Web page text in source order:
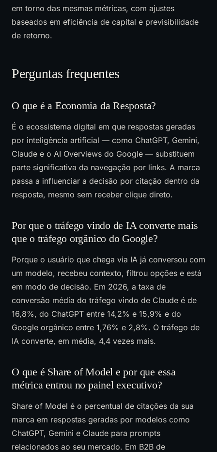
em torno das mesmas métricas, com ajustes
baseados em eficiência de capital e previsibilidade
de retorno.
Perguntas frequentes
O que é a Economia da Resposta?
É o ecossistema digital em que respostas geradas
por inteligência artificial — como ChatGPT, Gemini,
Claude e o AI Overviews do Google — substituem
parte significativa da navegação por links. A marca
passa a influenciar a decisão por citação dentro da
resposta, mesmo sem receber clique direto.
Por que o tráfego vindo de IA converte mais
que o tráfego orgânico do Google?
Porque o usuário que chega via IA já conversou com
um modelo, recebeu contexto, filtrou opções e está
em modo de decisão. Em 2026, a taxa de
conversão média do tráfego vindo de Claude é de
16,8%, do ChatGPT entre 14,2% e 15,9% e do
Google orgânico entre 1,76% e 2,8%. O tráfego de
IA converte, em média, 4,4 vezes mais.
O que é Share of Model e por que essa
métrica entrou no painel executivo?
Share of Model é o percentual de citações da sua
marca em respostas geradas por modelos como
ChatGPT, Gemini e Claude para prompts
relacionados ao seu mercado. Em B2B de